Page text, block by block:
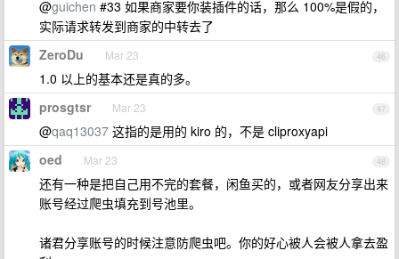
@guichen #33 如果商家要你装插件的话，那么 100%是假的，
实际请求转发到商家的中转去了
46
ZeroDu Mar 23
1.0 以上的基本还是真的多。
47
prosgtsr Mar 23
@qaq13037 这指的是用的 kiro 的，不是 cliproxyapi
48
oed Mar 23
还有一种是把自己用不完的套餐，闲鱼买的，或者网友分享出来
账号经过爬虫填充到号池里。
诸君分享账号的时候注意防爬虫吧。你的好心被人会被人拿去盈